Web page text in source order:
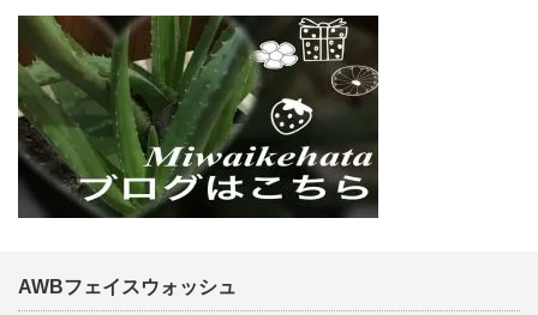
AWBフェイスウォッシュ